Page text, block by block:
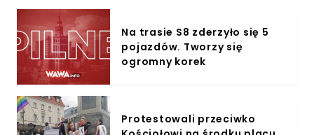
Na trasie S8 zderzyło się 5
pojazdów. Tworzy się
ogromny korek
Protestowali przeciwko